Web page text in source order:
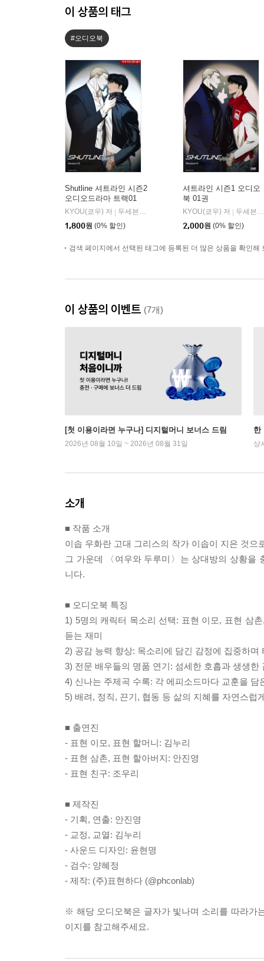
이 상품의 태그
#오디오북
Shutline 셔트라인 시즌2
오디오드라마 트랙01
KYOU(쿄우) 저 | 두세븐 엔터테인먼트
1,800원 (0% 할인)
셔트라인 시즌1 오디오
북 01권
KYOU(쿄우) 저 | 두세븐 엔터테인먼트
2,000원 (0% 할인)
검색 페이지에서 선택된 태그에 등록된 더 많은 상품을 확인해
이 상품의 이벤트 (7개)
[첫 이용이라면 누구나] 디지털머니 보너스 드림
2026년 08월 10일 ~ 2026년 08월 31일
한
상
소개
■ 작품 소개
이솝 우화란 고대 그리스의 작가 이솝이 지은 것
그 가운데 〈여우와 두루미〉는 상대방의 상황을
니다.
■ 오디오북 특징
1) 5명의 캐릭터 목소리 선택: 표현 이모, 표현 삼
듣는 재미
2) 공감 능력 향상: 목소리에 담긴 감정에 집중하
3) 전문 배우들의 명품 연기: 섬세한 호흡과 생생
4) 신나는 주제곡 수록: 각 에피소드마다 교훈을
5) 배려, 정직, 끈기, 협동 등 삶의 지혜를 자연스럽
■ 출연진
- 표현 이모, 표현 할머니: 김누리
- 표현 삼촌, 표현 할아버지: 안진영
- 표현 친구: 조우리
■ 제작진
- 기획, 연출: 안진영
- 교정, 교열: 김누리
- 사운드 디자인: 윤현명
- 검수: 양혜정
- 제작: (주)표현하다 (@phconlab)
※ 해당 오디오북은 글자가 빛나며 소리를 따라가
이지를 참고해주세요.